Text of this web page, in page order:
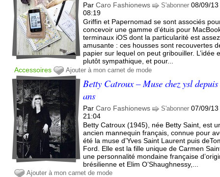
ParCaro Fashionews S'abonner 08/09/13
08:19
Griffin et Papernomad se sont associés
concevoir une gamme d’étuis pour
terminaux iOS dont la particularité est assez
amusante : ces housses sont recouvertes
papier sur lequel on peut gribouiller. L’idée
plutôt sympathique, et pour...
Accessoires
Ajouter à mon carnet de mode
Betty Catroux – Muse chez ysl
ans
ParCaro Fashionews S'abonner 07/09/13
21:04
Betty Catroux (1945), née Betty Saint, est
ancien mannequin français, connue pour
été la muse d’Yves Saint Laurent puis
Ford. Elle est la fille unique de Carmen
une personnalité mondaine française
brésilienne et Elim O’Shaughnessy,...
Ajouter à mon carnet de mode